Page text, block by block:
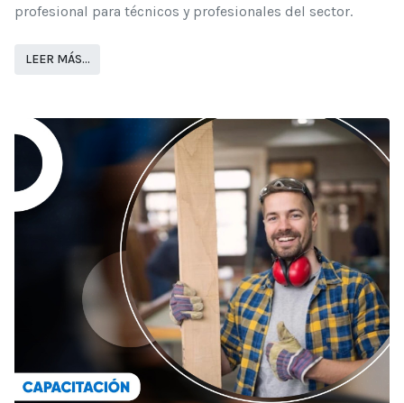
profesional para técnicos y profesionales del sector.
LEER MÁS…